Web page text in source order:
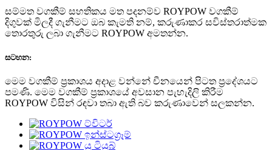
සම්මත වගකීම් සහතිකය මත පදනම්ව ROYPOW වගකීම්
දිගුවක් මිලදී ගැනීමට ඔබ කැමති නම්, කරුණාකර සවිස්තරාත්මක
තොරතුරු ලබා ගැනීමට ROYPOW අමතන්න.
සටහන:
මෙම වගකීම් ප්‍රකාශය අදාළ වන්නේ චීනයෙන් පිටත ප්‍රදේශයට
පමණි. මෙම වගකීම් ප්‍රකාශයේ අවසාන පැහැදිලි කිරීම
ROYPOW විසින් රඳවා තබා ඇති බව කරුණාවෙන් සලකන්න.